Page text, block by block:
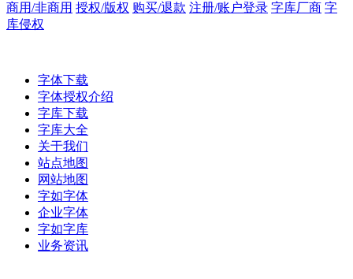
商用/非商用 授权/版权 购买/退款 注册/账户登录 字库厂商 字
库侵权
字体下载
字体授权介绍
字库下载
字库大全
关于我们
站点地图
网站地图
字如字体
企业字体
字如字库
业务资讯